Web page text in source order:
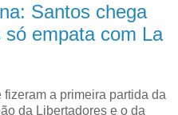
Santos chega
empata com La
a primeira partida da
da Libertadores e o da